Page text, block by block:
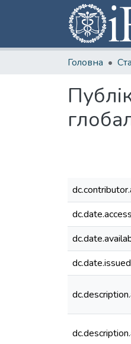
Головна
dc.date.issued